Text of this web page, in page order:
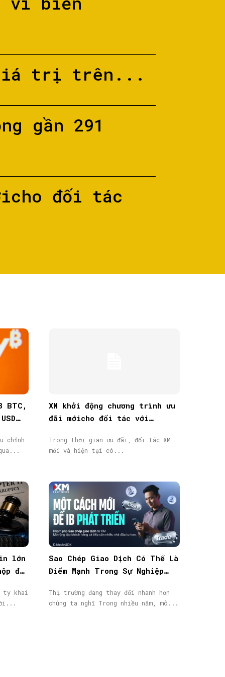
giá trị trên...
gần 291
đối tác
BTC,
chỉnh
XM khởi động chương trình ưu
đãi mớicho đối tác với
40.000$
Trong thời gian ưu đãi, đối tác XM
mới và hiện tại có...
lớn
đơn
ty khai
Sao Chép Giao Dịch Có Thể Là
Điểm Mạnh Trong Sự Nghiệp
Thị trường đang thay đổi nhanh hơn
chúng ta nghĩ Trong nhiều năm, mô...